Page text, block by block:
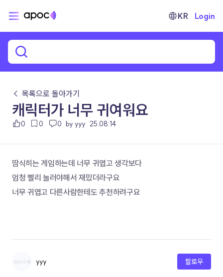
KR Login
← 목록으로 돌아가기
캐릭터가 너무 귀여워요
0 0 0 by yyy 25.08.14
땀식히는 게임하는데 너무 귀엽고 생각보다
엄청 빨리 눌러야해서 재밌더라구요
너무 귀엽고 다른사람한테도 추천하려구요
yyy 팔로우